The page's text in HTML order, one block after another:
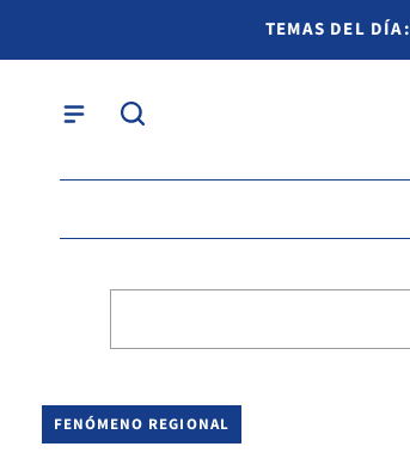
TEMAS DEL DÍA:
FENÓMENO REGIONAL